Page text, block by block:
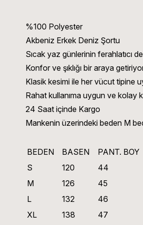
%100 Polyester
Akbeniz Erkek Deniz Şortu
Sıcak yaz günlerinin ferahlatıcı
Konfor ve şıklığı bir araya
Klasik kesimi ile her vücut tipine
Rahat kullanıma uygun ve kolay
24 Saat içinde Kargo
Mankenin üzerindeki beden M
BEDEN BASEN
PANT. BOY
S
120
44
M
126
45
L
132
46
XL
138
47